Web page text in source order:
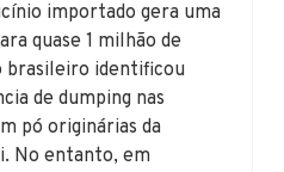
importado gera uma
quase 1 milhão de
brasileiro identificou
de dumping nas
pó originárias da
No entanto, em